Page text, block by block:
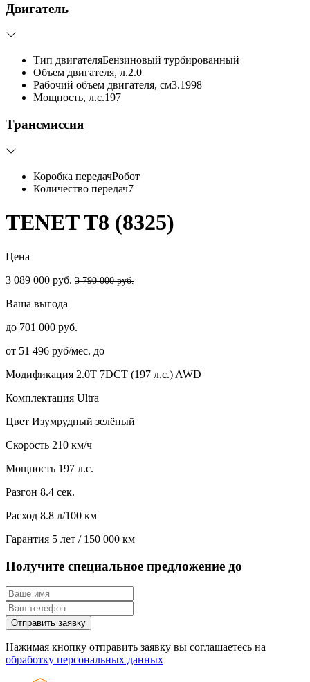
Двигатель
Тип двигателяБензиновый турбированный
Объем двигателя, л.2.0
Рабочий объем двигателя, см3.1998
Мощность, л.с.197
Трансмиссия
Коробка передачРобот
Количество передач7
TENET T8 (8325)
Цена
3 089 000 руб. 3 790 000 руб.
Ваша выгода
до 701 000 руб.
от 51 496 руб/мес. до
Модификация 2.0T 7DCT (197 л.с.) AWD
Комплектация Ultra
Цвет Изумрудный зелёный
Скорость 210 км/ч
Мощность 197 л.с.
Разгон 8.4 сек.
Расход 8.8 л/100 км
Гарантия 5 лет / 150 000 км
Получите специальное предложение до
Отправить заявку
Нажимая кнопку отправить заявку вы соглашаетесь на
обработку персональных данных